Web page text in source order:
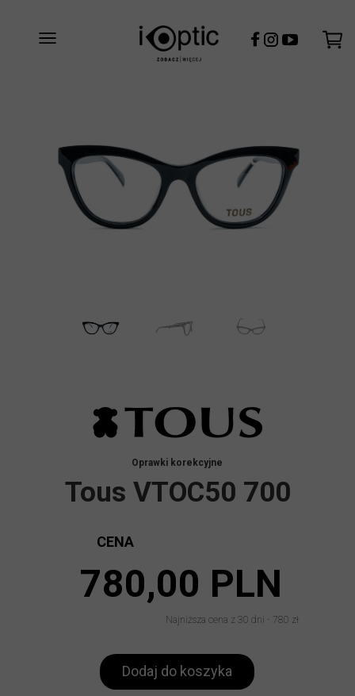
Oprawki korekcyjne
Najniższa cena z 30 dni - 780 zł
CENA
Dodaj do koszyka
780,00 PLN
Tous VTOC50 700